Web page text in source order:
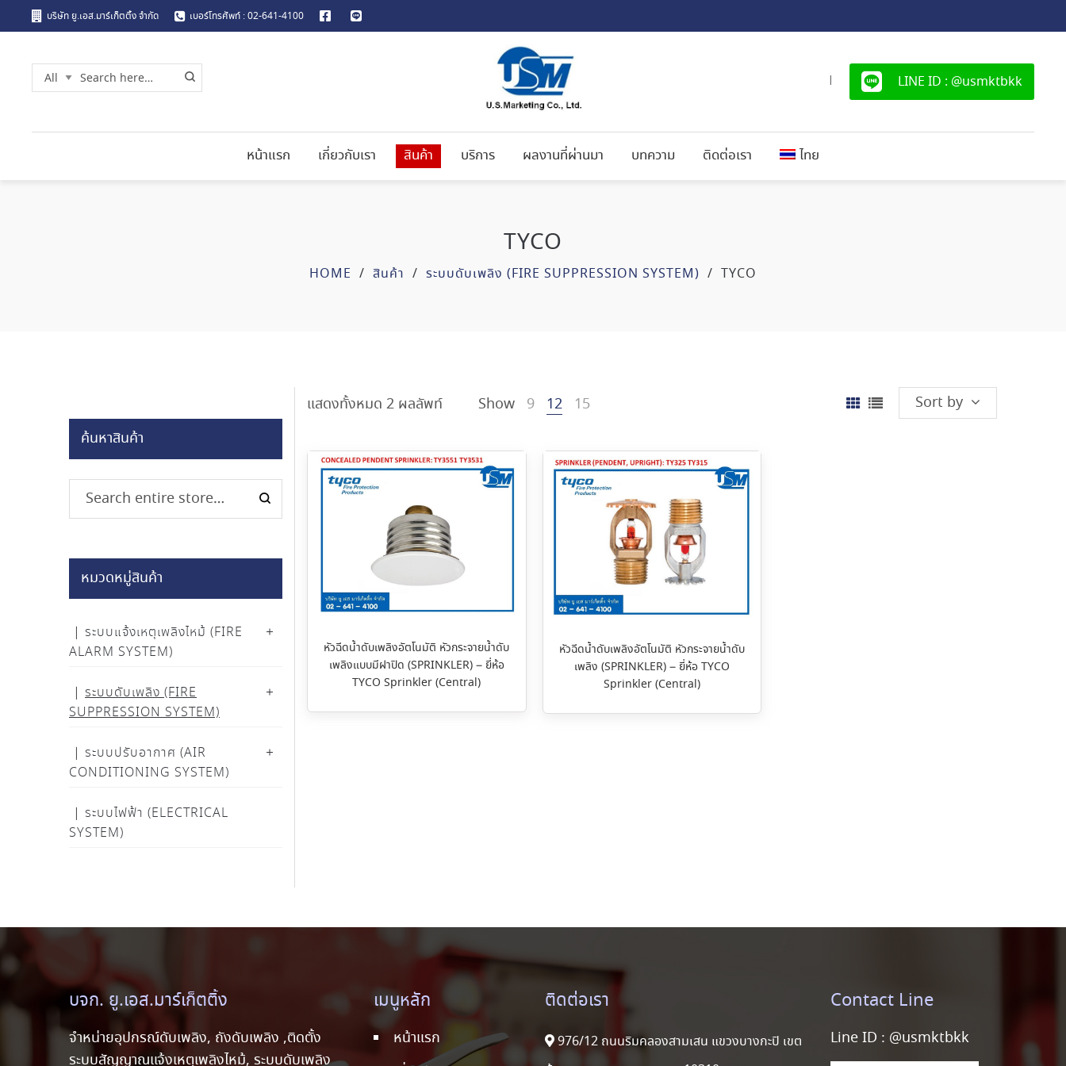
บริษัท ยู.เอส.มาร์เก็ตติ้ง จำกัด เบอร์โทรศัพท์ : 02-641-4100
| LINE ID : @usmktbkk
หน้าแรก เกี่ยวกับเรา สินค้า บริการ ผลงานที่ผ่านมา บทความ ติดต่อเรา ไทย
TYCO
HOME / สินค้า / ระบบดับเพลิง (FIRE SUPPRESSION SYSTEM) / TYCO
แสดงทั้งหมด 2 ผลลัพท์ Show 9 12 15 Sort by
หัวฉีดน้ำดับเพลิงอัตโนมัติ หัวกระจายน้ำดับ
เพลิงแบบมีฝาปิด (SPRINKLER) – ยี่ห้อ
TYCO Sprinkler (Central)
หัวฉีดน้ำดับเพลิงอัตโนมัติ หัวกระจายน้ำดับ
เพลิง (SPRINKLER) – ยี่ห้อ TYCO
Sprinkler (Central)
ค้นหาสินค้า
หมวดหมู่สินค้า
ระบบแจ้งเหตุเพลิงไหม้ (FIRE
ALARM SYSTEM)
ระบบดับเพลิง (FIRE
SUPPRESSION SYSTEM)
ระบบปรับอากาศ (AIR
CONDITIONING SYSTEM)
ระบบไฟฟ้า (ELECTRICAL
SYSTEM)
บจก. ยู.เอส.มาร์เก็ตติ้ง
จำหน่ายอุปกรณ์ดับเพลิง, ถังดับเพลิง ,ติดตั้ง
ระบบสัญญาณแจ้งเหตุเพลิงไหม้, ระบบดับเพลิง
เมนูหลัก
หน้าแรก
ติดต่อเรา
976/12 ถนนริมคลองสามเสน แขวงบางกะปิ เขต
Contact Line
Line ID : @usmktbkk